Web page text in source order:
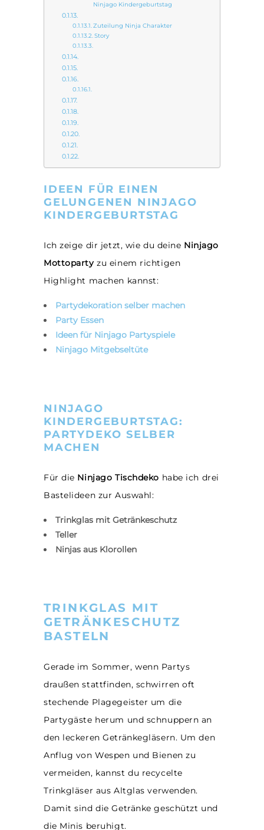
Ninjago Kindergeburtstag
Zuteilung Ninja Charakter
Story
IDEEN FÜR EINEN
GELUNGENEN NINJAGO
KINDERGEBURTSTAG
Ich zeige dir jetzt, wie du deine Ninjago
Mottopartyzu einem richtigen
Highlight machen kannst:
Partydekoration selber machen
Party Essen
Ideen für Ninjago Partyspiele
Ninjago Mitgebseltüte
NINJAGO
KINDERGEBURTSTAG:
PARTYDEKO SELBER
MACHEN
Für die Ninjago Tischdeko habe ich drei
Bastelideen zur Auswahl:
Trinkglas mit Getränkeschutz
Teller
Ninjas aus Klorollen
TRINKGLAS MIT
GETRÄNKESCHUTZ
BASTELN
Gerade im Sommer, wenn Partys
draußen stattfinden, schwirren oft
stechende Plagegeister um die
Partygäste herum und schnuppern an
den leckeren Getränkegläsern. Um den
Anflug von Wespen und Bienen zu
vermeiden, kannst du recycelte
Trinkgläser aus Altglas verwenden.
Damit sind die Getränke geschützt und
die Minis beruhigt.